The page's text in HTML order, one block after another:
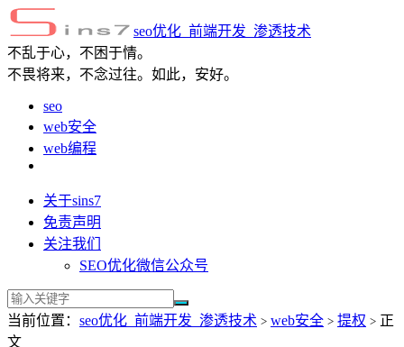
seo优化_前端开发_渗透技术
不乱于心，不困于情。
不畏将来，不念过往。如此，安好。
seo
web安全
web编程
关于sins7
免责声明
关注我们
SEO优化微信公众号
当前位置： seo优化_前端开发_渗透技术 > web安全 > 提权 > 正
文